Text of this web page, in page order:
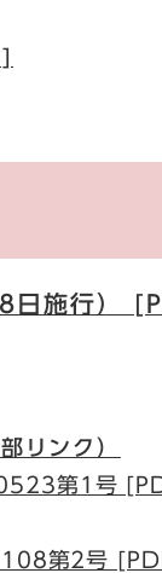
日施行）
リンク）
第1号
第2号